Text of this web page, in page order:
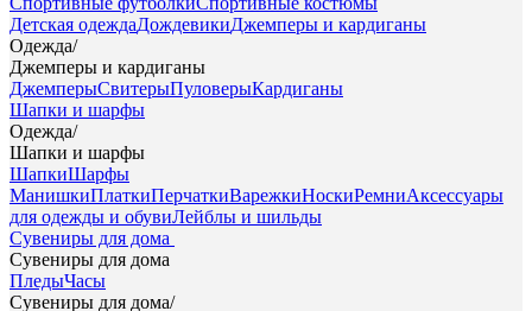
Детская одеждаДождевикиДжемперы и кардиганы
Одежда/
Джемперы и кардиганы
ДжемперыСвитерыПуловерыКардиганы
Шапки и шарфы
Одежда/
Шапки и шарфы
ШапкиШарфы
МанишкиПлаткиПерчаткиВарежкиНоскиРемниАксессуары
для одежды и обувиЛейблы и шильды
Сувениры для дома
Сувениры для дома
ПледыЧасы
Сувениры для дома/